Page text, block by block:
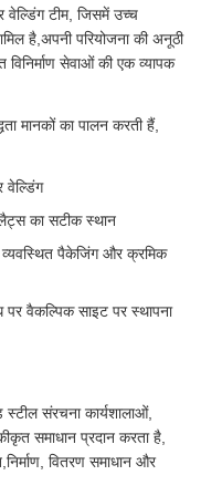
वेल्डिंग टीम, जिसमें उच्च
है,अपनी परियोजना की अनूठी
सेवाओं की एक व्यापक
मानकों का पालन करती हैं,
वेल्डिंग
का सटीक स्थान
व्यवस्थित पैकेजिंग और क्रमिक
पर वैकल्पिक साइट पर स्थापना
संरचना कार्यशालाओं,
समाधान प्रदान करता है,
वितरण समाधान और